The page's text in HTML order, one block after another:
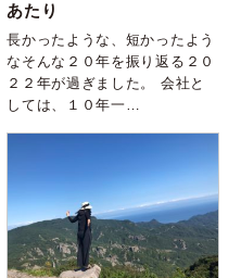
あたり
長かったような、短かったよう
なそんな２０年を振り返る２０
２２年が過ぎました。 会社と
しては、１０年一…